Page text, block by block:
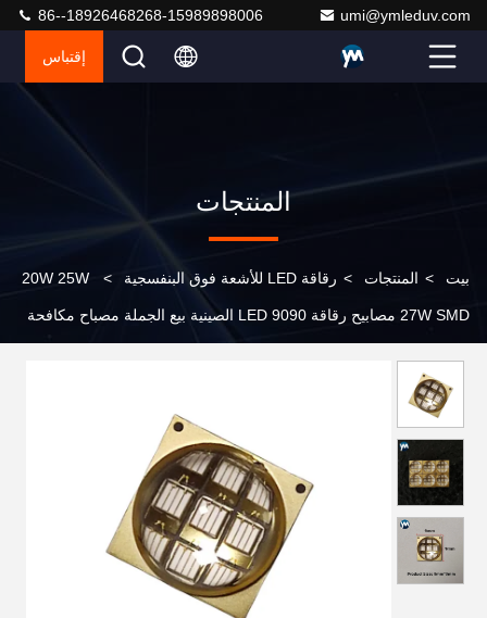
umi@ymleduv.com
86--18926468268-15989898006
إقتباس
المنتجات
بيت > المنتجات > رقاقة LED للأشعة فوق البنفسجية >
20W 25W
27W SMD مصابيح رقاقة LED 9090 الصينية بيع الجملة مصباح مكافحة